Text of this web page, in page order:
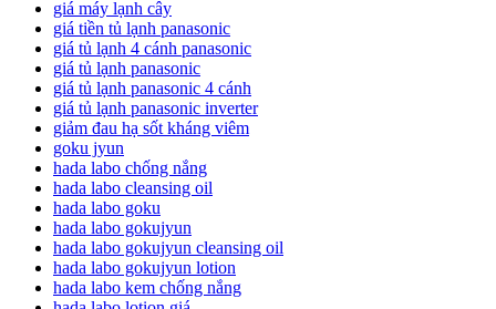
giá máy lạnh cây
giá tiền tủ lạnh panasonic
giá tủ lạnh 4 cánh panasonic
giá tủ lạnh panasonic
giá tủ lạnh panasonic 4 cánh
giá tủ lạnh panasonic inverter
giảm đau hạ sốt kháng viêm
goku jyun
hada labo chống nắng
hada labo cleansing oil
hada labo goku
hada labo gokujyun
hada labo gokujyun cleansing oil
hada labo gokujyun lotion
hada labo kem chống nắng